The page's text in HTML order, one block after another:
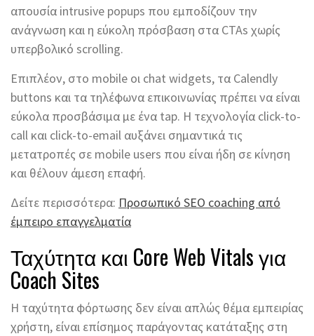
απουσία intrusive popups που εμποδίζουν την
ανάγνωση και η εύκολη πρόσβαση στα CTAs χωρίς
υπερβολικό scrolling.
Επιπλέον, στο mobile οι chat widgets, τα Calendly
buttons και τα τηλέφωνα επικοινωνίας πρέπει να είναι
εύκολα προσβάσιμα με ένα tap. Η τεχνολογία click-to-
call και click-to-email αυξάνει σημαντικά τις
μετατροπές σε mobile users που είναι ήδη σε κίνηση
και θέλουν άμεση επαφή.
Δείτε περισσότερα: Προσωπικό SEO coaching από
έμπειρο επαγγελματία
Ταχύτητα και Core Web Vitals για
Coach Sites
Η ταχύτητα φόρτωσης δεν είναι απλώς θέμα εμπειρίας
χρήστη, είναι επίσημος παράγοντας κατάταξης στη